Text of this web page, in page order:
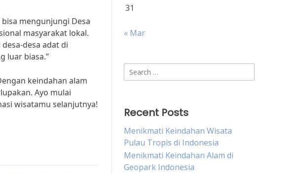
mengunjungi Desa
masyarakat lokal.
desa adat di
luar biasa.”
keindahan alam
Ayo mulai
wisatamu selanjutnya!
31
« Mar
Search
for:
Recent Posts
Menikmati Keindahan Wisata
Pulau Tropis di Indonesia
Menikmati Keindahan Alam di
Geopark Indonesia